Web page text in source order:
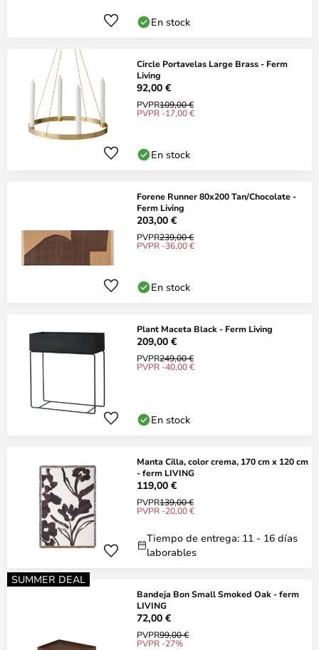
En stock
Circle Portavelas Large Brass - Ferm
Living
92,00 €
PVPR109,00 €
PVPR -17,00 €
En stock
Forene Runner 80x200 Tan/Chocolate -
Ferm Living
203,00 €
PVPR239,00 €
PVPR -36,00 €
En stock
Plant Maceta Black - Ferm Living
209,00 €
PVPR249,00 €
PVPR -40,00 €
En stock
Manta Cilla, color crema, 170 cm x 120 cm
- ferm LIVING
119,00 €
PVPR139,00 €
PVPR -20,00 €
Tiempo de entrega: 11 - 16 días
laborables
SUMMER DEAL
Bandeja Bon Small Smoked Oak - ferm
LIVING
72,00 €
PVPR99,00 €
PVPR -27%